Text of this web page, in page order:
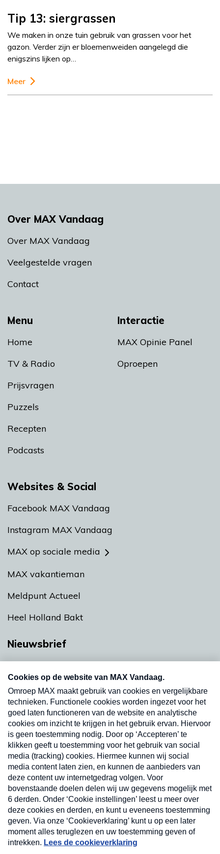
Tip 13: siergrassen
We maken in onze tuin gebruik van grassen voor het
gazon. Verder zijn er bloemenweiden aangelegd die
enigszins lijken op…
Meer
Menu
Home
TV & Radio
Prijsvragen
Puzzels
Recepten
Podcasts
Interactie
MAX Opinie Panel
Oproepen
Over MAX Vandaag
Over MAX Vandaag
Veelgestelde vragen
Contact
Websites & Social
Facebook MAX Vandaag
Instagram MAX Vandaag
MAX op sociale media
MAX vakantieman
Meldpunt Actueel
Heel Holland Bakt
Nieuwsbrief
nieuwsbrief. Elke vrijdag- en dinsdagochtend in
uw mailbox.
Verzend
Nieuwsbrief
Neem hier een gratis abonnement op onze
nieuwsbrief. Elke vrijdag- en dinsdagochtend in uw